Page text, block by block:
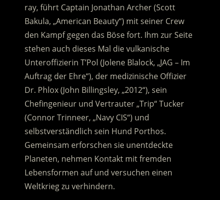
ray, führt Captain Jonathan Archer (Scott
Bakula, „American Beauty“) mit seiner Crew
den Kampf gegen das Böse fort. Ihm zur Seite
stehen auch dieses Mal die vulkanische
Unteroffizierin T’Pol (Jolene Blalock, „JAG – Im
Auftrag der Ehre“), der medizinische Offizier
Dr. Phlox (John Billingsley, „2012“), sein
Chefingenieur und Vertrauter „Trip“ Tucker
(Connor Trinneer, „Navy CIS“) und
selbstverständlich sein Hund Porthos.
Gemeinsam erforschen sie unentdeckte
Planeten, nehmen Kontakt mit fremden
Lebensformen auf und versuchen einen
Weltkrieg zu verhindern.